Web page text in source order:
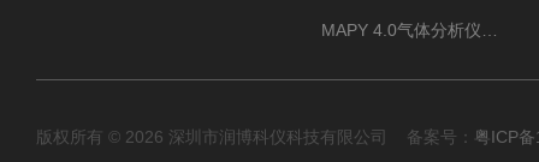
版权所有 © 2026 深圳市润博科仪科技有限公司 备案号： 粤ICP